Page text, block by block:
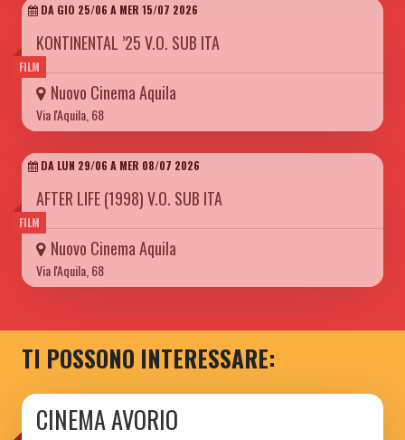
FILM
DA GIO 25/06 A MER 15/07 2026
KONTINENTAL ’25 V.O. SUB ITA
Nuovo Cinema Aquila
Via l'Aquila, 68
FILM
DA LUN 29/06 A MER 08/07 2026
AFTER LIFE (1998) V.O. SUB ITA
Nuovo Cinema Aquila
Via l'Aquila, 68
TI POSSONO INTERESSARE:
CINEMA AVORIO